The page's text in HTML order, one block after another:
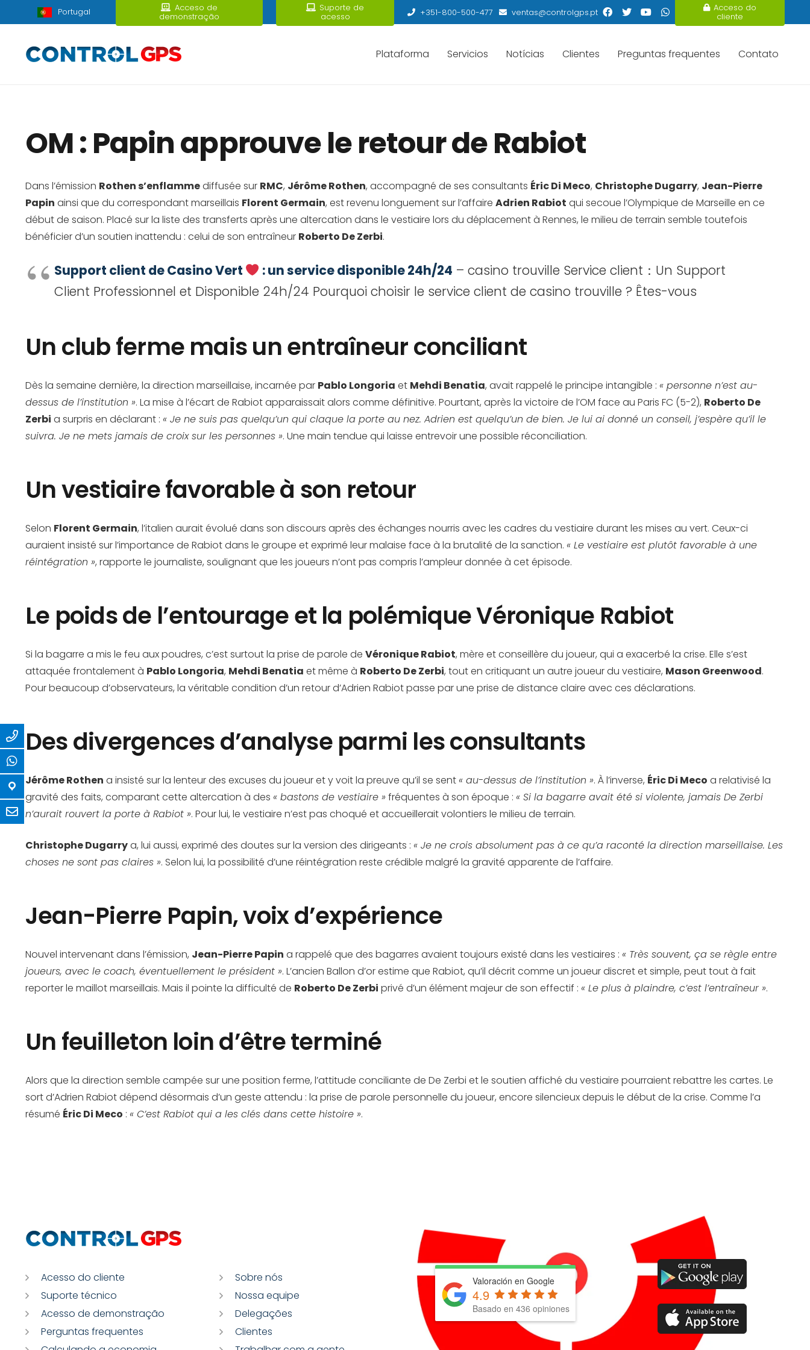
Portugal Acceso de
demonstração
Suporte de
acesso +351-800-500-477 ventas@controlgps.pt Acceso do
cliente
Plataforma Servicios Notícias Clientes Preguntas frequentes Contato
OM : Papin approuve le retour de Rabiot
Dans l’émission Rothen s’enflammediffusée sur RMC, Jérôme Rothen, accompagné de ses consultants Éric Di Meco, Christophe Dugarry, Jean-Pierre
Papin ainsi que du correspondant marseillais Florent Germain, est revenu longuement sur l’affaire Adrien Rabiot qui secoue l’Olympique de Marseille en ce
début de saison. Placé sur la liste des transferts après une altercation dans le vestiaire lors du déplacement à Rennes, le milieu de terrain semble toutefois
bénéficier d’un soutien inattendu : celui de son entraîneur Roberto De Zerbi.
Support client de Casino Vert : un service disponible 24h/24 – casino trouville Service client：Un Support
Client Professionnel et Disponible 24h/24 Pourquoi choisir le service client de casino trouville ? Êtes-vous
Un club ferme mais un entraîneur conciliant
Dès la semaine dernière, la direction marseillaise, incarnée par Pablo Longoria et Mehdi Benatia, avait rappelé le principe intangible : « personne n’est au-
dessus de l’institution ». La mise à l’écart de Rabiot apparaissait alors comme définitive. Pourtant, après la victoire de l’OM face au Paris FC (5-2), Roberto De
Zerbi a surpris en déclarant : « Je ne suis pas quelqu’un qui claque la porte au nez. Adrien est quelqu’un de bien. Je lui ai donné un conseil, j’espère qu’il le
suivra. Je ne mets jamais de croix sur les personnes ». Une main tendue qui laisse entrevoir une possible réconciliation.
Un vestiaire favorable à son retour
Selon Florent Germain, l’italien aurait évolué dans son discours après des échanges nourris avec les cadres du vestiaire durant les mises au vert. Ceux-ci
auraient insisté sur l’importance de Rabiot dans le groupe et exprimé leur malaise face à la brutalité de la sanction. « Le vestiaire est plutôt favorable à une
réintégration », rapporte le journaliste, soulignant que les joueurs n’ont pas compris l’ampleur donnée à cet épisode.
Le poids de l’entourage et la polémique Véronique Rabiot
Si la bagarre a mis le feu aux poudres, c’est surtout la prise de parole de Véronique Rabiot, mère et conseillère du joueur, qui a exacerbé la crise. Elle s’est
attaquée frontalement à Pablo Longoria, Mehdi Benatia et même à Roberto De Zerbi, tout en critiquant un autre joueur du vestiaire, Mason Greenwood.
Pour beaucoup d’observateurs, la véritable condition d’un retour d’Adrien Rabiot passe par une prise de distance claire avec ces déclarations.
Des divergences d’analyse parmi les consultants
Jérôme Rothen a insisté sur la lenteur des excuses du joueur et y voit la preuve qu’il se sent « au-dessus de l’institution ». À l’inverse, Éric Di Meco a relativisé la
gravité des faits, comparant cette altercation à des « bastons de vestiaire » fréquentes à son époque : « Si la bagarre avait été si violente, jamais De Zerbi
n’aurait rouvert la porte à Rabiot ». Pour lui, le vestiaire n’est pas choqué et accueillerait volontiers le milieu de terrain.
Christophe Dugarrya, lui aussi, exprimé des doutes sur la version des dirigeants : « Je ne crois absolument pas à ce qu’a raconté la direction marseillaise. Les
choses ne sont pas claires ». Selon lui, la possibilité d’une réintégration reste crédible malgré la gravité apparente de l’affaire.
Jean-Pierre Papin, voix d’expérience
Nouvel intervenant dans l’émission, Jean-Pierre Papin a rappelé que des bagarres avaient toujours existé dans les vestiaires : « Très souvent, ça se règle entre
joueurs, avec le coach, éventuellement le président ». L’ancien Ballon d’or estime que Rabiot, qu’il décrit comme un joueur discret et simple, peut tout à fait
reporter le maillot marseillais. Mais il pointe la difficulté de Roberto De Zerbi privé d’un élément majeur de son effectif : « Le plus à plaindre, c’est l’entraîneur ».
Un feuilleton loin d’être terminé
Alors que la direction semble campée sur une position ferme, l’attitude conciliante de De Zerbi et le soutien affiché du vestiaire pourraient rebattre les cartes. Le
sort d’Adrien Rabiot dépend désormais d’un geste attendu : la prise de parole personnelle du joueur, encore silencieux depuis le début de la crise. Comme l’a
résumé Éric Di Meco : « C’est Rabiot qui a les clés dans cette histoire ».
Acesso do cliente
Suporte técnico
Acesso de demonstração
Perguntas frequentes
Sobre nós
Nossa equipe
Delegações
Clientes
Valoración en Google
4.9
Basado en 436 opiniones